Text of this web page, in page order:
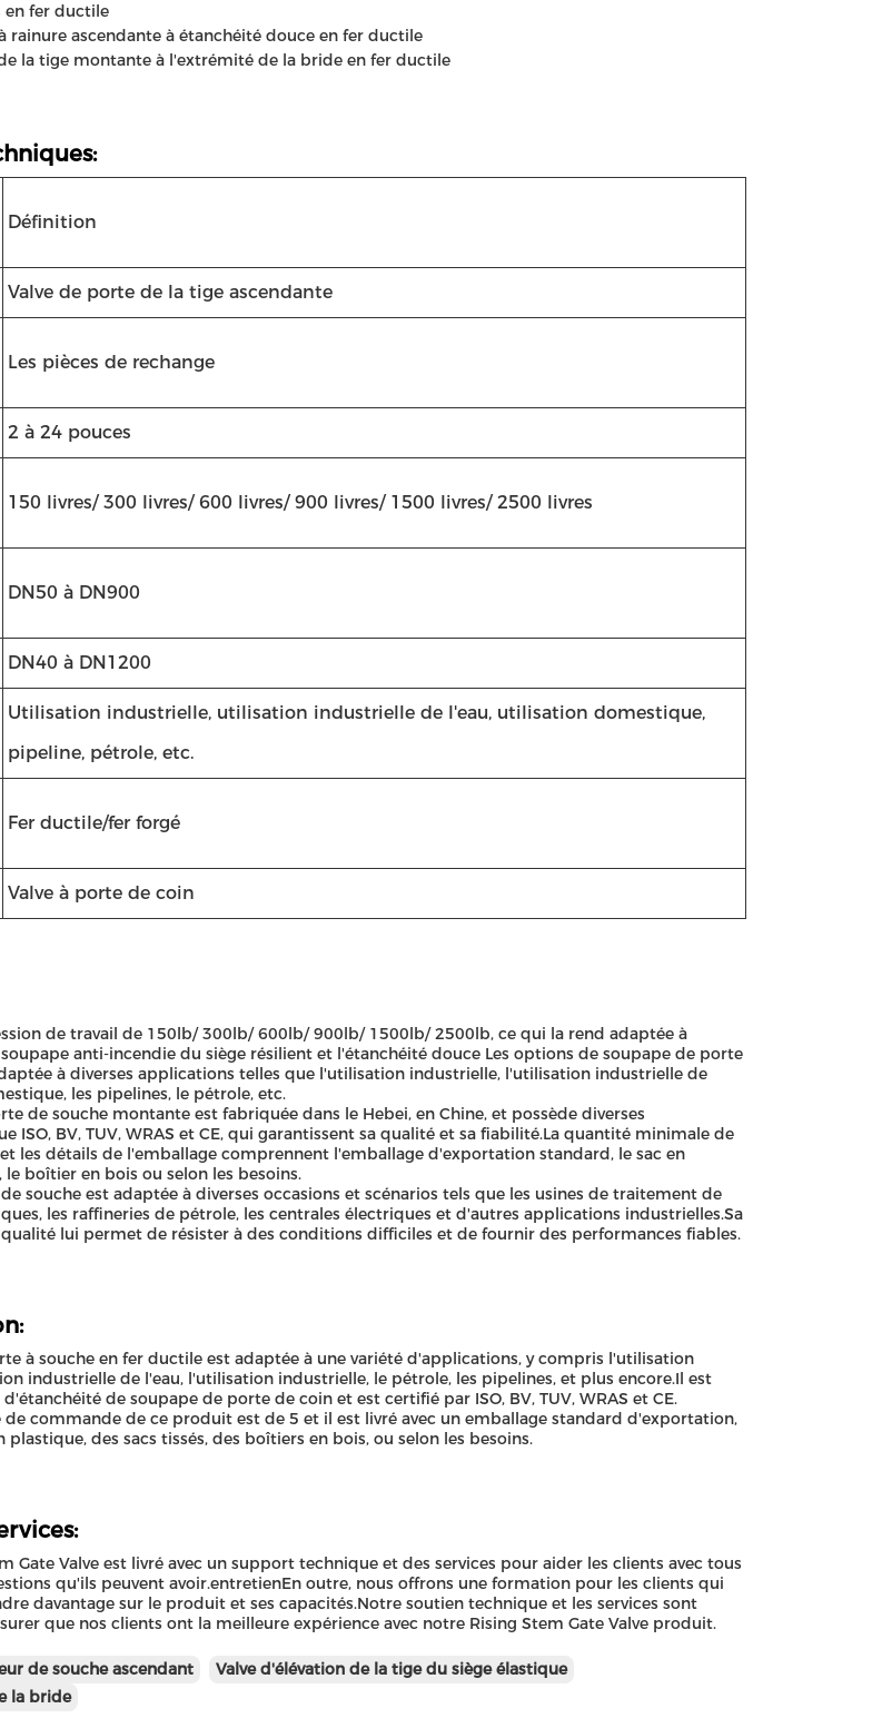
en fer ductile
rainure ascendante à étanchéité douce en fer ductile
la tige montante à l'extrémité de la bride en fer ductile
Définition
Valve de porte de la tige ascendante
Les pièces de rechange
2 à 24 pouces
150 livres/ 300 livres/ 600 livres/ 900 livres/ 1500 livres/ 2500 livres
DN50 à DN900
DN40 à DN1200
Utilisation industrielle, utilisation industrielle de l'eau, utilisation domestique,
pipeline, pétrole, etc.
Fer ductile/fer forgé
Valve à porte de coin
de travail de 150lb/ 300lb/ 600lb/ 900lb/ 1500lb/ 2500lb, ce qui la rend adaptée à
soupape anti-incendie du siège résilient et l'étanchéité douce Les options de soupape de porte
à diverses applications telles que l'utilisation industrielle, l'utilisation industrielle de
les pipelines, le pétrole, etc.
de souche montante est fabriquée dans le Hebei, en Chine, et possède diverses
ISO, BV, TUV, WRAS et CE, qui garantissent sa qualité et sa fiabilité.La quantité minimale de
les détails de l'emballage comprennent l'emballage d'exportation standard, le sac en
le boîtier en bois ou selon les besoins.
souche est adaptée à diverses occasions et scénarios tels que les usines de traitement de
les raffineries de pétrole, les centrales électriques et d'autres applications industrielles.Sa
lui permet de résister à des conditions difficiles et de fournir des performances fiables.
à souche en fer ductile est adaptée à une variété d'applications, y compris l'utilisation
industrielle de l'eau, l'utilisation industrielle, le pétrole, les pipelines, et plus encore.Il est
de soupape de porte de coin et est certifié par ISO, BV, TUV, WRAS et CE.
commande de ce produit est de 5 et il est livré avec un emballage standard d'exportation,
plastique, des sacs tissés, des boîtiers en bois, ou selon les besoins.
Gate Valve est livré avec un support technique et des services pour aider les clients avec tous
qu'ils peuvent avoir.entretienEn outre, nous offrons une formation pour les clients qui
davantage sur le produit et ses capacités.Notre soutien technique et les services sont
que nos clients ont la meilleure expérience avec notre Rising Stem Gate Valve produit.
de souche ascendant
Valve d'élévation de la tige du siège élastique
la bride